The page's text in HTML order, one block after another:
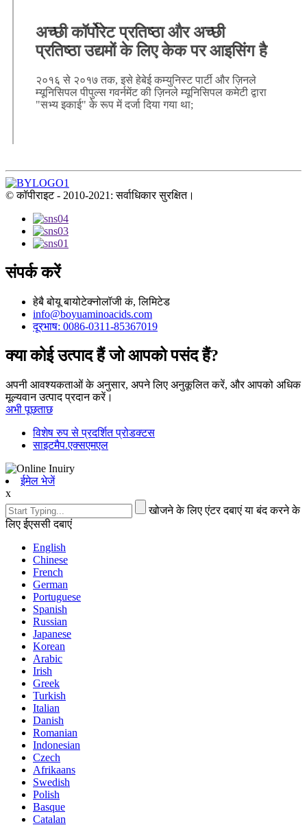
अच्छी कॉर्पोरेट प्रतिष्ठा और अच्छी
प्रतिष्ठा उद्यमों के लिए केक पर आइसिंग है
२०१६ से २०१७ तक, इसे हेबेई कम्युनिस्ट पार्टी और ज़िनले
म्यूनिसिपल पीपुल्स गवर्नमेंट की ज़िनले म्यूनिसिपल कमेटी द्वारा
"सभ्य इकाई" के रूप में दर्जा दिया गया था;
© कॉपीराइट - 2010-2021: सर्वाधिकार सुरक्षित।
संपर्क करें
हेबै बोयू बायोटेक्नोलॉजी कं, लिमिटेड
info@boyuaminoacids.com
दूरभाष: 0086-0311-85367019
क्या कोई उत्पाद हैं जो आपको पसंद हैं?
अपनी आवश्यकताओं के अनुसार, अपने लिए अनुकूलित करें, और आपको अधिक
मूल्यवान उत्पाद प्रदान करें।
अभी पूछताछ
विशेष रुप से प्रदर्शित प्रोडक्टस
साइटमैप.एक्सएमएल
ईमेल भेजें
x
खोजने के लिए एंटर दबाएं या बंद करने के
लिए ईएससी दबाएं
English
Chinese
French
German
Portuguese
Spanish
Russian
Japanese
Korean
Arabic
Irish
Greek
Turkish
Italian
Danish
Romanian
Indonesian
Czech
Afrikaans
Swedish
Polish
Basque
Catalan